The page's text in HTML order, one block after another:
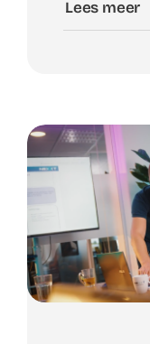
Lees meer